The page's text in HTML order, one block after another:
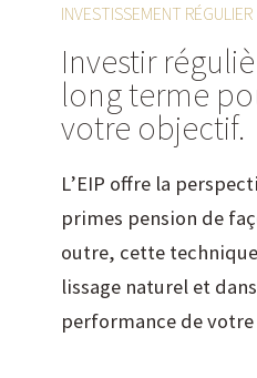
INVESTISSEMENT RÉGULIER
Investir
long terme
votre objectif.
L’EIP offre la
primes pension de
outre, cette
lissage naturel et
performance de